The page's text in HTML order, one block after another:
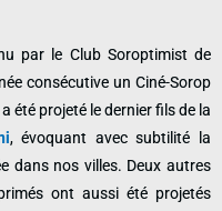
par le Club Soroptimist de
consécutive un Ciné-Sorop
été projeté le dernier fils de la
, évoquant avec subtilité la
dans nos villes. Deux autres
ont aussi été projetés